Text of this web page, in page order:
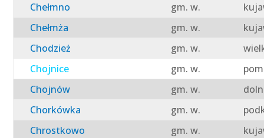
Chełmno
gm. w.
Chełmża
gm. w.
Chodzież
gm. w.
Chojnice
gm. w.
Chojnów
gm. w.
Chorkówka
gm. w.
Chrostkowo
gm. w.